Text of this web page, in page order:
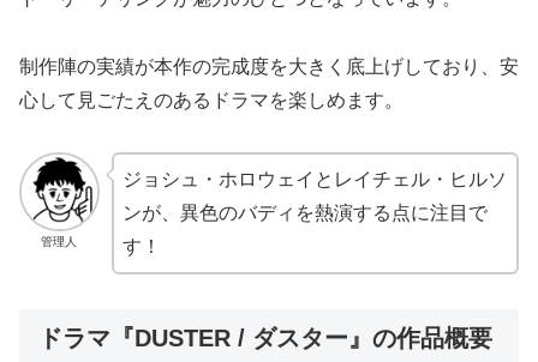
制作陣の実績が本作の完成度を大きく底上げしており、安
心して見ごたえのあるドラマを楽しめます。
管理人
ジョシュ・ホロウェイとレイチェル・ヒルソ
ンが、異色のバディを熱演する点に注目で
す！
ドラマ『DUSTER / ダスター』の作品概要